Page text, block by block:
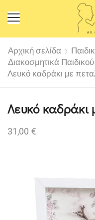
Αρχική σελίδα
Διακοσμητικά
Λευκό καδράκι με
Λευκό καδράκι
31,00 €